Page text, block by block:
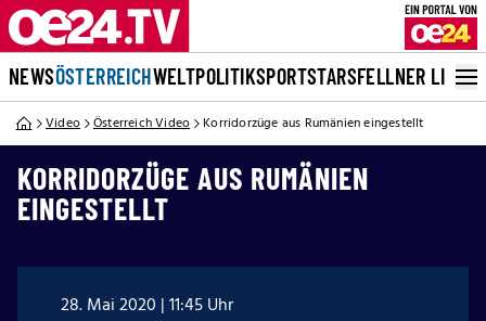
NEWSÖSTERREICHWELTPOLITIKSPORTSTARSFELLNER LIVE
Video Österreich Video Korridorzüge aus Rumänien eingestellt
KORRIDORZÜGE AUS RUMÄNIEN
EINGESTELLT
28. Mai 2020 | 11:45 Uhr